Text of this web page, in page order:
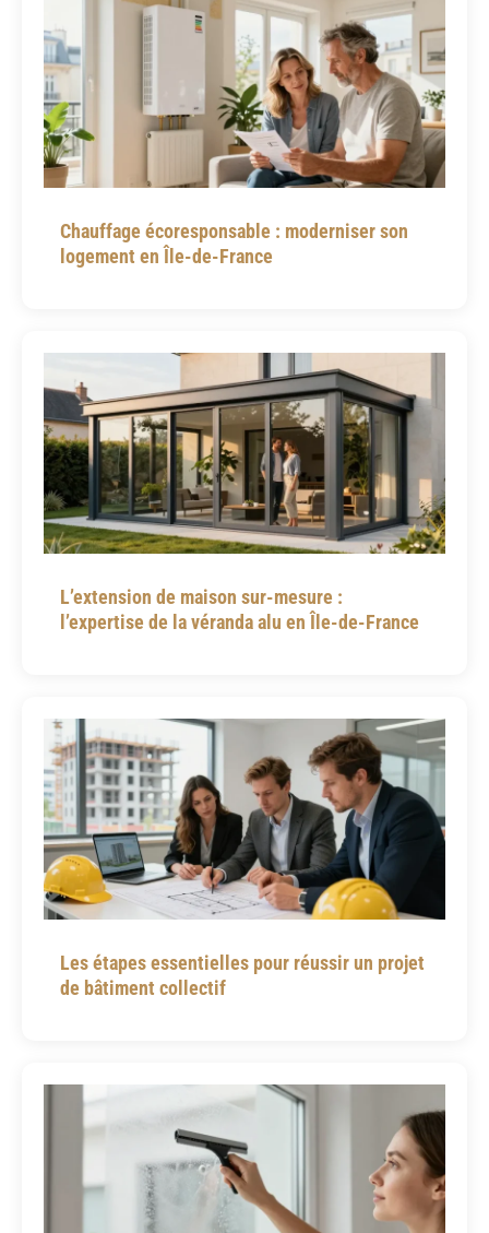
Chauffage écoresponsable : moderniser son
logement en Île-de-France
L’extension de maison sur-mesure :
l’expertise de la véranda alu en Île-de-France
Les étapes essentielles pour réussir un projet
de bâtiment collectif